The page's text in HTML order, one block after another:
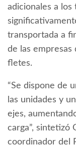
adicionales a los
transportada a
de las empresas
fletes.
“Se dispone de
las unidades y
ejes,
carga”, sintetizó
coordinador del